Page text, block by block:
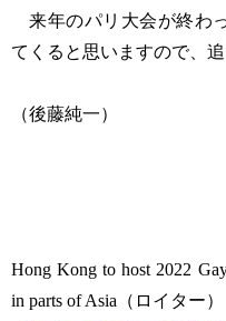
来年のパリ大会が終わ
てくると思いますので、
（後藤純一）
Hong Kong to host 2022
in parts of Asia（ロイター）